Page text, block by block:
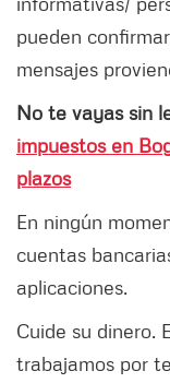
pueden
mensajes
No te vayas sin
impuestos en
plazos
En ningún
cuentas
aplicaciones.
Cuide su dinero.
trabajamos por